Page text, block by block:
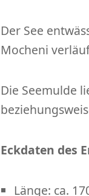
Der See
Mocheni
Die Seemulde
Eckdaten des
Länge: ca.